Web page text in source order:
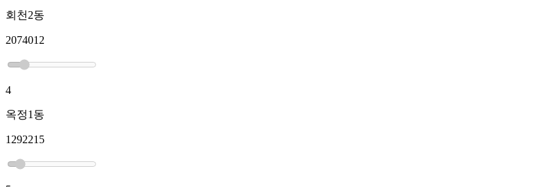
회천2동
2074012
4
옥정1동
1292215